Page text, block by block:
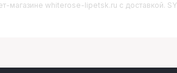
магазине whiterose-lipetsk.ru с доставкой.